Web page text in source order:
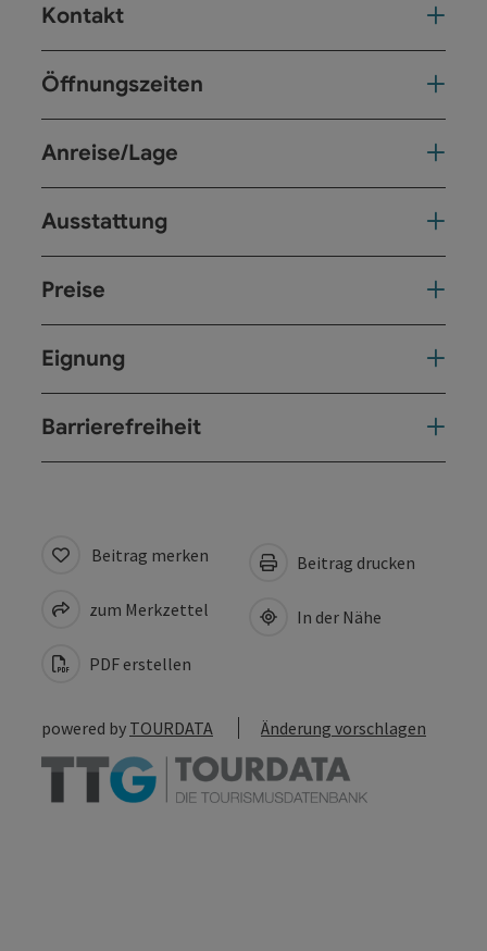
Kontakt
Öffnungszeiten
Anreise/Lage
Ausstattung
Preise
Eignung
Barrierefreiheit
Beitrag merken
zum Merkzettel
PDF erstellen
Beitrag drucken
In der Nähe
powered by TOURDATA Änderung vorschlagen